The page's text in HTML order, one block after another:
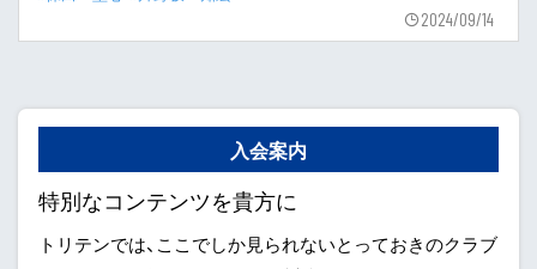
2024/09/14
入会案内
特別なコンテンツを貴方に
トリテンでは、ここでしか見られないとっておきのクラブ